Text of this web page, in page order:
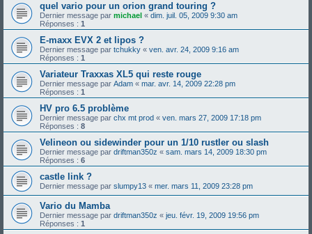
quel vario pour un orion grand touring ?
Dernier message par michael « dim. juil. 05, 2009 9:30 am
Réponses : 1
E-maxx EVX 2 et lipos ?
Dernier message par tchukky « ven. avr. 24, 2009 9:16 am
Réponses : 1
Variateur Traxxas XL5 qui reste rouge
Dernier message par Adam « mar. avr. 14, 2009 22:28 pm
Réponses : 1
HV pro 6.5 problème
Dernier message par chx mt prod « ven. mars 27, 2009 17:18 pm
Réponses : 8
Velineon ou sidewinder pour un 1/10 rustler ou slash
Dernier message par driftman350z « sam. mars 14, 2009 18:30 pm
Réponses : 6
castle link ?
Dernier message par slumpy13 « mer. mars 11, 2009 23:28 pm
Vario du Mamba
Dernier message par driftman350z « jeu. févr. 19, 2009 19:56 pm
Réponses : 1